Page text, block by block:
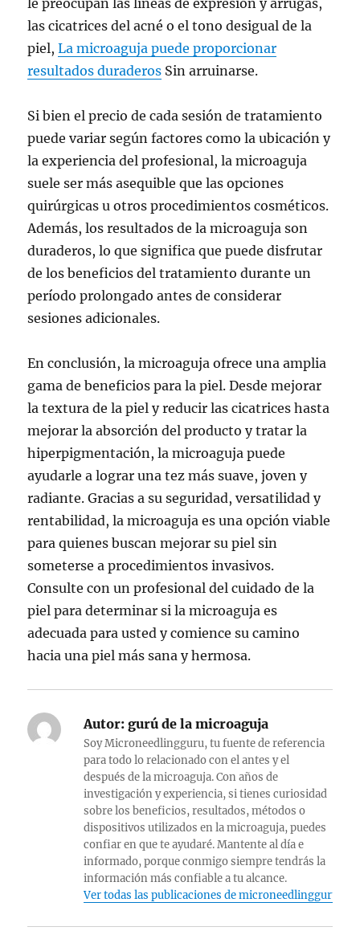
las cicatrices del acné o el tono desigual de la
piel,La microaguja puede proporcionar
resultados duraderos Sin arruinarse.
Si bien el precio de cada sesión de tratamiento
puede variar según factores como la ubicación y
la experiencia del profesional, la microaguja
suele ser más asequible que las opciones
quirúrgicas u otros procedimientos cosméticos.
Además, los resultados de la microaguja son
duraderos, lo que significa que puede disfrutar
de los beneficios del tratamiento durante un
período prolongado antes de considerar
sesiones adicionales.
En conclusión, la microaguja ofrece una amplia
gama de beneficios para la piel. Desde mejorar
la textura de la piel y reducir las cicatrices hasta
mejorar la absorción del producto y tratar la
hiperpigmentación, la microaguja puede
ayudarle a lograr una tez más suave, joven y
radiante. Gracias a su seguridad, versatilidad y
rentabilidad, la microaguja es una opción viable
para quienes buscan mejorar su piel sin
someterse a procedimientos invasivos.
Consulte con un profesional del cuidado de la
piel para determinar si la microaguja es
adecuada para usted y comience su camino
hacia una piel más sana y hermosa.
Autor: gurú de la microaguja
Soy Microneedlingguru, tu fuente de referencia
para todo lo relacionado con el antes y el
después de la microaguja. Con años de
investigación y experiencia, si tienes curiosidad
sobre los beneficios, resultados, métodos o
dispositivos utilizados en la microaguja, puedes
confiar en que te ayudaré. Mantente al día e
informado, porque conmigo siempre tendrás la
información más confiable a tu alcance.
Ver todas las publicaciones de microneedlingguru